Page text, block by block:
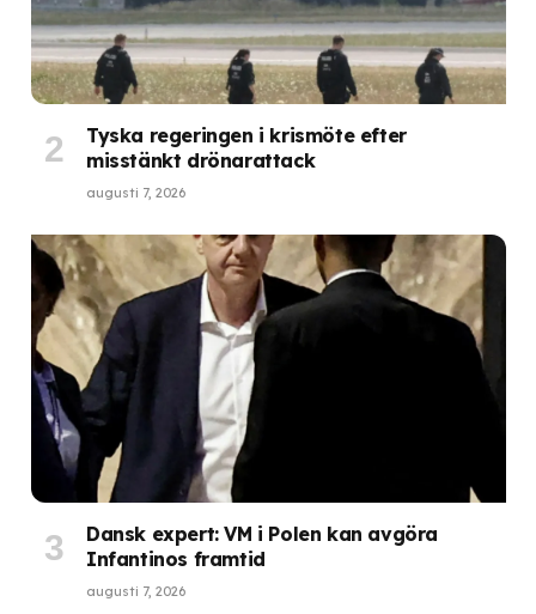
Tyska regeringen i krismöte efter
misstänkt drönarattack
augusti 7, 2026
Dansk expert: VM i Polen kan avgöra
Infantinos framtid
augusti 7, 2026